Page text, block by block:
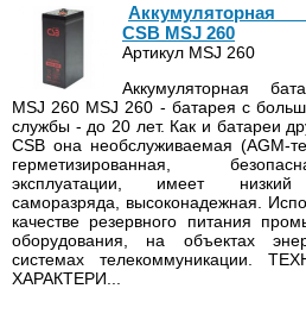
Аккумуляторная
CSB MSJ 260
Артикул MSJ 260
Аккумуляторная
MSJ 260 MSJ 260 - батарея с
службы - до 20 лет. Как и батареи
CSB она необслуживаемая (AGM-
герметизированная,
эксплуатации, имеет низкий
саморазряда, высоконадежная.
качестве резервного питания
оборудования, на объектах
системах телекоммуникации.
ХАРАКТЕРИ...